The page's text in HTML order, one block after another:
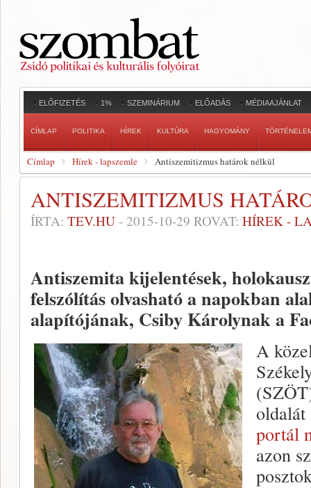
ELŐFIZETÉS 1% SZEMINÁRIUM ELŐADÁS MÉDIAAJÁNLAT
CÍMLAP POLITIKA HÍREK KULTÚRA HAGYOMÁNY
Címlap Hírek - lapszemle Antiszemitizmus határok nélkül
ANTISZEMITIZMUS
ÍRTA: TEV.HU - 2015-10-29 ROVAT: HÍREK -
Antiszemita kijelentések,
felszólítás olvasható a napokban
alapítójának, Csiby Károlynak a
A
oldalát
portál
azon